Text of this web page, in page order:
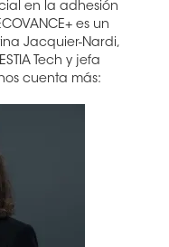
en la adhesión
es un
Jacquier-Nardi,
Tech y jefa
cuenta más: